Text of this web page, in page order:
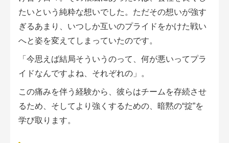
たいという純粋な想いでした。ただその想いが強す
ぎるあまり、いつしか互いのプライドをかけた戦い
へと姿を変えてしまっていたのです。
「今思えば結局そういうのって、何が悪いってプラ
イドなんですよね、それぞれの」。
この痛みを伴う経験から、彼らはチームを存続させ
るため、そしてより強くするための、暗黙の“掟”を
学び取ります。